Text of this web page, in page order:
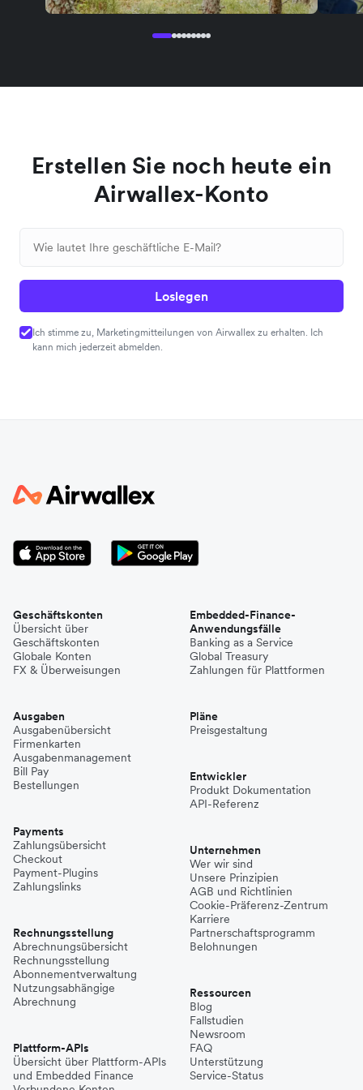
Erstellen Sie noch heute ein
Airwallex-Konto
Loslegen
Ich stimme zu, Marketingmitteilungen von Airwallex zu erhalten. Ich
kann mich jederzeit abmelden.
Geschäftskonten
Übersicht über
Geschäftskonten
Globale Konten
FX & Überweisungen
Ausgaben
Ausgabenübersicht
Firmenkarten
Ausgabenmanagement
Bill Pay
Bestellungen
Payments
Zahlungsübersicht
Checkout
Payment-Plugins
Zahlungslinks
Rechnungsstellung
Abrechnungsübersicht
Rechnungsstellung
Abonnementverwaltung
Nutzungsabhängige
Abrechnung
Plattform-APIs
Übersicht über Plattform-APIs
und Embedded Finance
Embedded-Finance-
Anwendungsfälle
Banking as a Service
Global Treasury
Zahlungen für Plattformen
Pläne
Preisgestaltung
Entwickler
Produkt Dokumentation
API-Referenz
Unternehmen
Wer wir sind
Unsere Prinzipien
AGB und Richtlinien
Cookie-Präferenz-Zentrum
Karriere
Partnerschaftsprogramm
Belohnungen
Ressourcen
Blog
Fallstudien
Newsroom
FAQ
Unterstützung
Service-Status